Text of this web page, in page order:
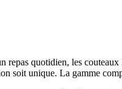
repas quotidien, les
soit unique. La gamme